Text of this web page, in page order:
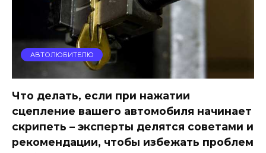
АВТОЛЮБИТЕЛЮ
Что делать, если при нажатии
сцепление вашего автомобиля начинает
скрипеть – эксперты делятся советами и
рекомендации, чтобы избежать проблем